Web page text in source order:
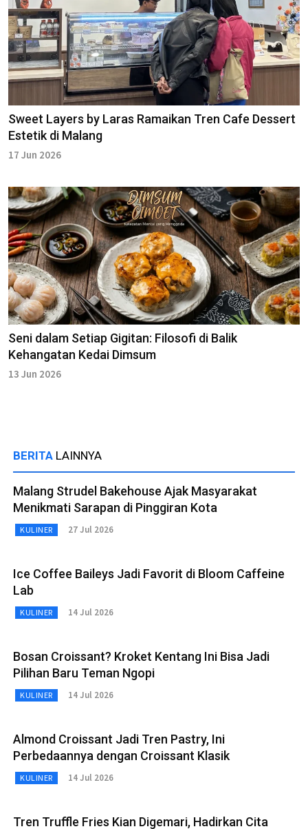
Sweet Layers by Laras Ramaikan Tren Cafe Dessert
Estetik di Malang
17 Jun 2026
Seni dalam Setiap Gigitan: Filosofi di Balik
Kehangatan Kedai Dimsum
13 Jun 2026
BERITA LAINNYA
Malang Strudel Bakehouse Ajak Masyarakat
Menikmati Sarapan di Pinggiran Kota
KULINER 27 Jul 2026
Ice Coffee Baileys Jadi Favorit di Bloom Caffeine
Lab
KULINER 14 Jul 2026
Bosan Croissant? Kroket Kentang Ini Bisa Jadi
Pilihan Baru Teman Ngopi
KULINER 14 Jul 2026
Almond Croissant Jadi Tren Pastry, Ini
Perbedaannya dengan Croissant Klasik
KULINER 14 Jul 2026
Tren Truffle Fries Kian Digemari, Hadirkan Cita